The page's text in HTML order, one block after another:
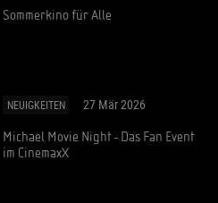
Sommerkino für Alle
NEUIGKEITEN 27 Mär 2026
Michael Movie Night - Das Fan Event
im CinemaxX